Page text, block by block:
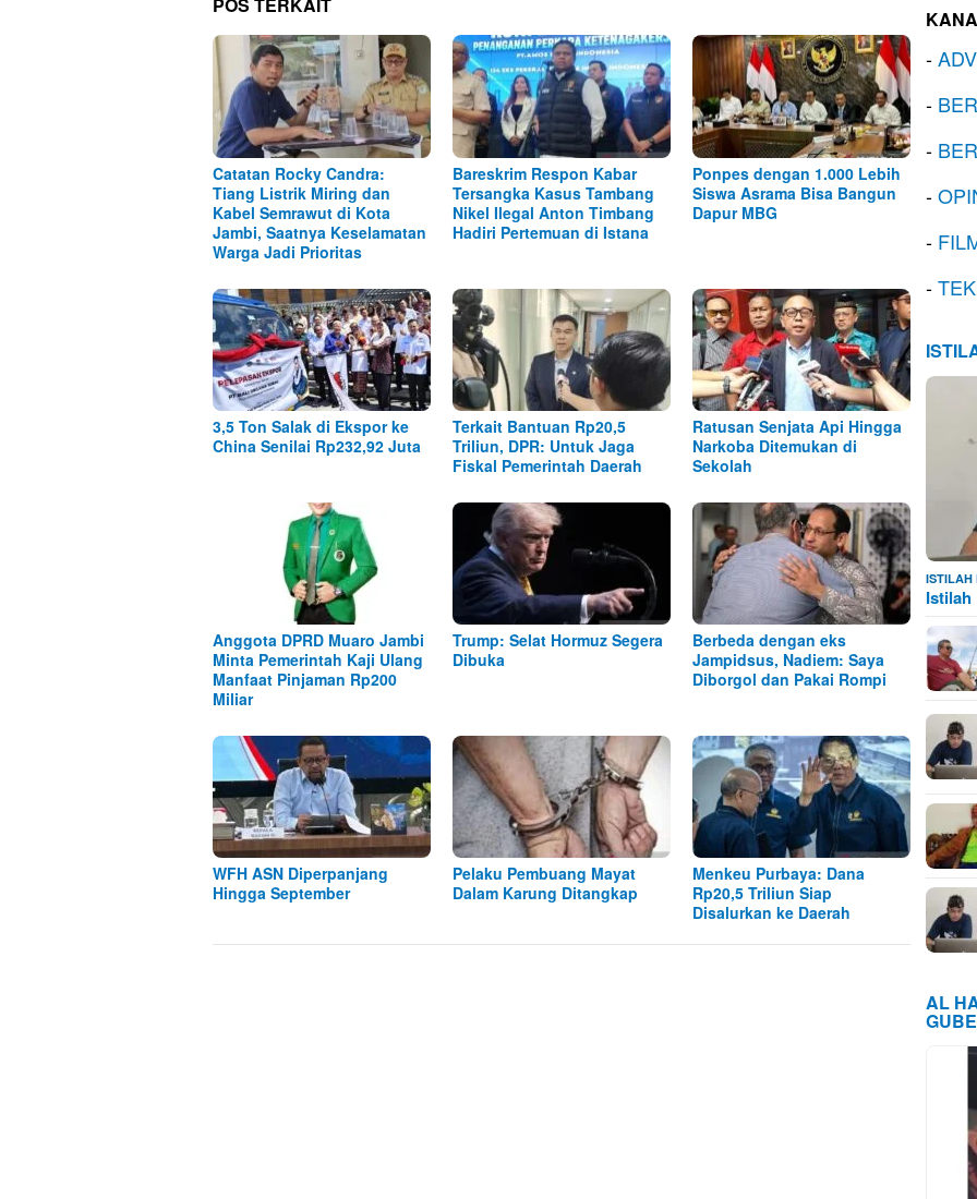
POS TERKAIT
Catatan Rocky Candra:
Tiang Listrik Miring dan
Kabel Semrawut di Kota
Jambi, Saatnya Keselamatan
Warga Jadi Prioritas
Bareskrim Respon Kabar
Tersangka Kasus Tambang
Nikel Ilegal Anton Timbang
Hadiri Pertemuan di Istana
Ponpes dengan 1.000 Lebih
Siswa Asrama Bisa Bangun
Dapur MBG
3,5 Ton Salak di Ekspor ke
China Senilai Rp232,92 Juta
Terkait Bantuan Rp20,5
Triliun, DPR: Untuk Jaga
Fiskal Pemerintah Daerah
Ratusan Senjata Api Hingga
Narkoba Ditemukan di
Sekolah
Anggota DPRD Muaro Jambi
Minta Pemerintah Kaji Ulang
Manfaat Pinjaman Rp200
Miliar
Trump: Selat Hormuz Segera
Dibuka
Berbeda dengan eks
Jampidsus, Nadiem: Saya
Diborgol dan Pakai Rompi
WFH ASN Diperpanjang
Hingga September
Pelaku Pembuang Mayat
Dalam Karung Ditangkap
Menkeu Purbaya: Dana
Rp20,5 Triliun Siap
Disalurkan ke Daerah
-
-
-
-
-
-
ISTILAH
Istilah
AL